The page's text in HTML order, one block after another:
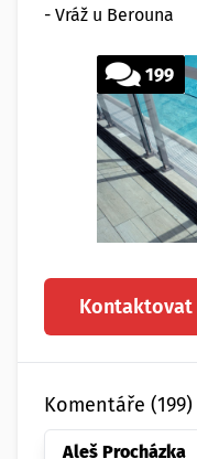
- Vráž u Berouna
199
Kontaktovat
Komentáře (199)
Aleš Procházka